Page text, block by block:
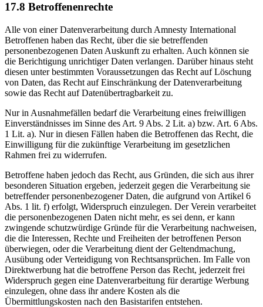
17.8 Betroffenenrechte
Alle von einer Datenverarbeitung durch Amnesty International
Betroffenen haben das Recht, über die sie betreffenden
personenbezogenen Daten Auskunft zu erhalten. Auch können sie
die Berichtigung unrichtiger Daten verlangen. Darüber hinaus steht
diesen unter bestimmten Voraussetzungen das Recht auf Löschung
von Daten, das Recht auf Einschränkung der Datenverarbeitung
sowie das Recht auf Datenübertragbarkeit zu.
Nur in Ausnahmefällen bedarf die Verarbeitung eines freiwilligen
Einverständnisses im Sinne des Art. 9 Abs. 2 Lit. a) bzw. Art. 6 Abs.
1 Lit. a). Nur in diesen Fällen haben die Betroffenen das Recht, die
Einwilligung für die zukünftige Verarbeitung im gesetzlichen
Rahmen frei zu widerrufen.
Betroffene haben jedoch das Recht, aus Gründen, die sich aus ihrer
besonderen Situation ergeben, jederzeit gegen die Verarbeitung sie
betreffender personenbezogener Daten, die aufgrund von Artikel 6
Abs. 1 lit. f) erfolgt, Widerspruch einzulegen. Der Verein verarbeitet
die personenbezogenen Daten nicht mehr, es sei denn, er kann
zwingende schutzwürdige Gründe für die Verarbeitung nachweisen,
die die Interessen, Rechte und Freiheiten der betroffenen Person
überwiegen, oder die Verarbeitung dient der Geltendmachung,
Ausübung oder Verteidigung von Rechtsansprüchen. Im Falle von
Direktwerbung hat die betroffene Person das Recht, jederzeit frei
Widerspruch gegen eine Datenverarbeitung für derartige Werbung
einzulegen, ohne dass ihr andere Kosten als die
Übermittlungskosten nach den Basistarifen entstehen.